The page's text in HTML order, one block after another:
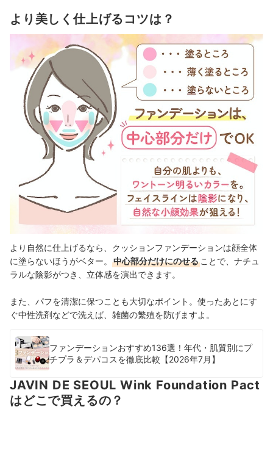
より美しく仕上げるコツは？
より自然に仕上げるなら、クッションファンデーションは顔全体
に塗らないほうがベター。
中心部分だけにのせる ことで、ナチュ
ラルな陰影がつき、立体感を演出できます。
また、パフを清潔に保つことも大切なポイント。使ったあとにす
ぐ中性洗剤などで洗えば、雑菌の繁殖を防げますよ。
ファンデーションおすすめ136選！年代・肌質別にプ
チプラ＆デパコスを徹底比較【2026年7月】
JAVIN DE SEOUL Wink Foundation Pact
はどこで買えるの？